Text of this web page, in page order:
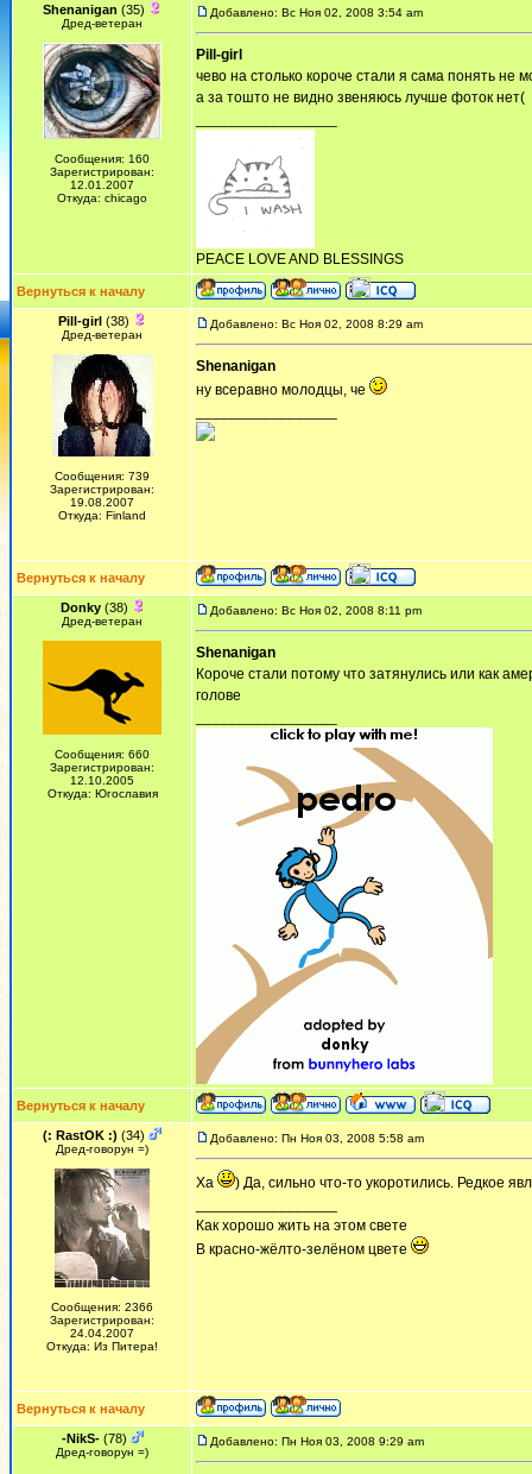
Shenanigan (35)
Дред-ветеран
Сообщения: 160
Зарегистрирован:
12.01.2007
Откуда: chicago
Добавлено: Вс Ноя 02, 2008 3:54 am
Pill-girl
чево на столько короче стали я сама понять не
а за тошто не видно звеняюсь лучше фоток нет(
PEACE LOVE AND BLESSINGS
Вернуться к началу
Pill-girl (38)
Дред-ветеран
Сообщения: 739
Зарегистрирован:
19.08.2007
Откуда: Finland
Добавлено: Вс Ноя 02, 2008 8:29 am
Shenanigan
ну всеравно молодцы, че
Вернуться к началу
Donky(38)
Дред-ветеран
Сообщения: 660
Зарегистрирован:
12.10.2005
Откуда: Югославия
Добавлено: Вс Ноя 02, 2008 8:11 pm
Shenanigan
Короче стали потому что затянулись или как
голове
Вернуться к началу
(: RastOK :) (34)
Дред-говорун =)
Сообщения: 2366
Зарегистрирован:
24.04.2007
Откуда: Из Питера!
Добавлено: Пн Ноя 03, 2008 5:58 am
Ха
) Да, сильно что-то укоротились. Редкое
Как хорошо жить на этом свете
В красно-жёлто-зелёном цвете
Вернуться к началу
-NikS-(78)
Дред-говорун =)
Добавлено: Пн Ноя 03, 2008 9:29 am